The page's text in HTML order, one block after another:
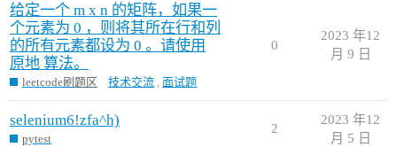
给定一个 m x n 的矩阵，如果一
个元素为 0 ，则将其所在行和列
的所有元素都设为 0 。请使用
原地 算法。
leetcode刷题区 技术交流 ,面试题
0
2023 年12
月 9 日
selenium6!zfa^h)
pytest
2
2023 年12
月 5 日